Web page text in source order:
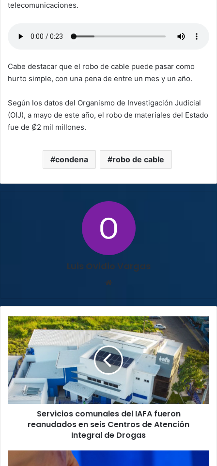
telecomunicaciones.
Cabe destacar que el robo de cable puede pasar como
hurto simple, con una pena de entre un mes y un año.
Según los datos del Organismo de Investigación Judicial
(OIJ), a mayo de este año, el robo de materiales del Estado
fue de ₡2 mil millones.
condena robo de cable
Luis Ovidio Vargas
Servicios
comunales
del
IAFA
fueron
reanudados
en
seis
Centros
Atención
Servicios comunales del IAFA fueron
reanudados en seis Centros de Atención
Integral de Drogas